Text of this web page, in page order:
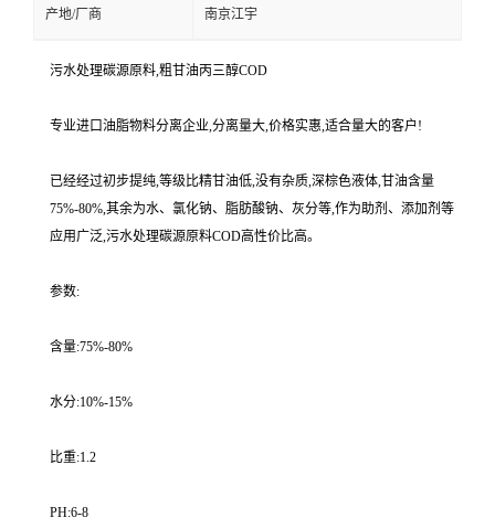
产地/厂商 南京江宇
污水处理碳源原料,粗甘油丙三醇COD
专业进口油脂物料分离企业,分离量大,价格实惠,适合量大的客户!
已经经过初步提纯,等级比精甘油低,没有杂质,深棕色液体,甘油含量
75%-80%,其余为水、氯化钠、脂肪酸钠、灰分等,作为助剂、添加剂等
应用广泛,污水处理碳源原料COD高性价比高。
参数:
含量:75%-80%
水分:10%-15%
比重:1.2
PH:6-8